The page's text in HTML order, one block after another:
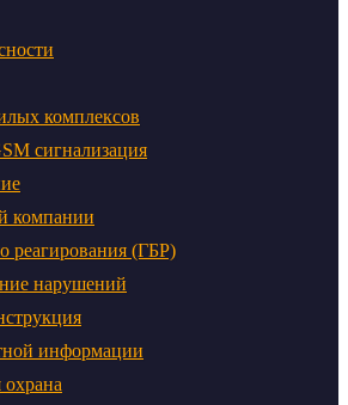
комплексов
сигнализация
компании
реагирования (ГБР)
нарушений
информации
охрана